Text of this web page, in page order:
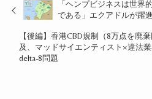
「ヘンプビジネスは世界
である」エクアドルが躍
【後編】香港CBD規制（8万点を廃
及、マッドサイエンティスト×違法
delta-8問題